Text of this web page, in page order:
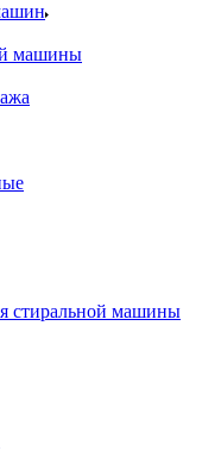
машины
стиральной машины